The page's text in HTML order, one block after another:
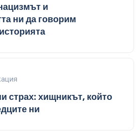
и
ни да говорим
страх: хищникът, който
ни